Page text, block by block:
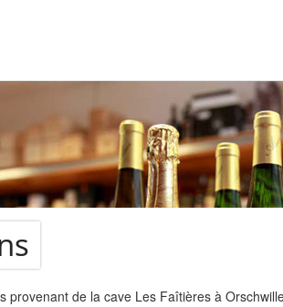
– le
provenant de la cave Les Faîtières à